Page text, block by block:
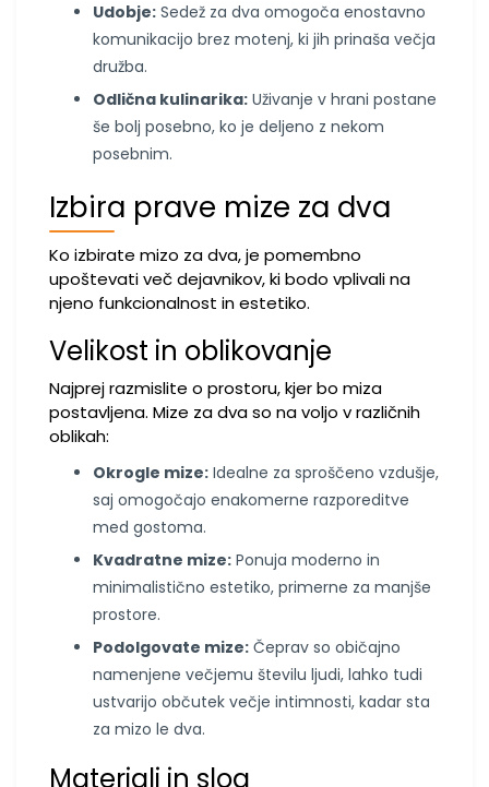
Udobje: Sedež za dva omogoča enostavno
komunikacijo brez motenj, ki jih prinaša večja
družba.
Odlična kulinarika: Uživanje v hrani postane
še bolj posebno, ko je deljeno z nekom
posebnim.
Izbira prave mize za dva
Ko izbirate mizo za dva, je pomembno
upoštevati več dejavnikov, ki bodo vplivali na
njeno funkcionalnost in estetiko.
Velikost in oblikovanje
Najprej razmislite o prostoru, kjer bo miza
postavljena. Mize za dva so na voljo v različnih
oblikah:
Okrogle mize: Idealne za sproščeno vzdušje,
saj omogočajo enakomerne razporeditve
med gostoma.
Kvadratne mize: Ponuja moderno in
minimalistično estetiko, primerne za manjše
prostore.
Podolgovate mize: Čeprav so običajno
namenjene večjemu številu ljudi, lahko tudi
ustvarijo občutek večje intimnosti, kadar sta
za mizo le dva.
Materiali in slog